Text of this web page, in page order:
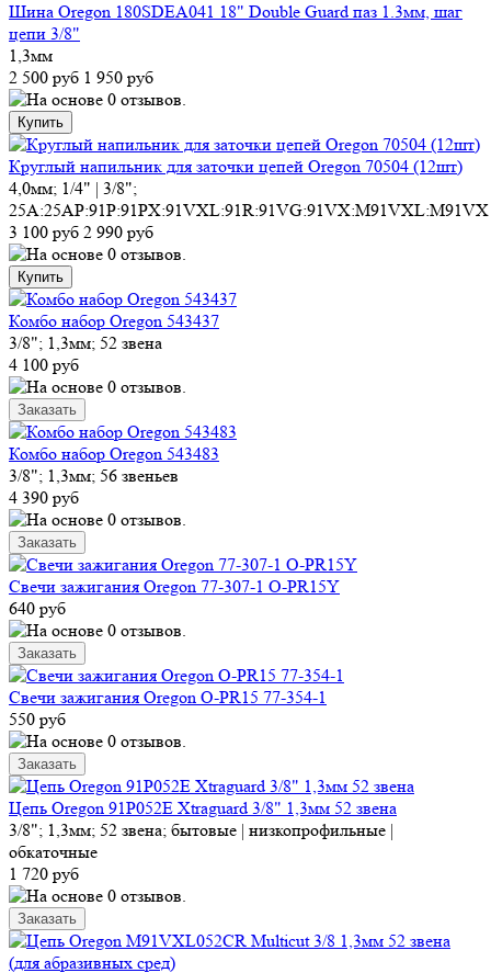
Шина Oregon 180SDEA041 18" Double Guard паз 1.3мм, шаг
цепи 3/8"
1,3мм
2 500 руб 1 950 руб
Круглый напильник для заточки цепей Oregon 70504 (12шт)
4,0мм; 1/4" | 3/8";
25A:25AP:91P:91PX:91VXL:91R:91VG:91VX:M91VXL:M91VX
3 100 руб 2 990 руб
Комбо набор Oregon 543437
3/8"; 1,3мм; 52 звена
4 100 руб
Комбо набор Oregon 543483
3/8"; 1,3мм; 56 звеньев
4 390 руб
Свечи зажигания Oregon 77-307-1 O-PR15Y
640 руб
Свечи зажигания Oregon O-PR15 77-354-1
550 руб
Цепь Oregon 91P052E Xtraguard 3/8" 1,3мм 52 звена
3/8"; 1,3мм; 52 звена; бытовые | низкопрофильные |
обкаточные
1 720 руб